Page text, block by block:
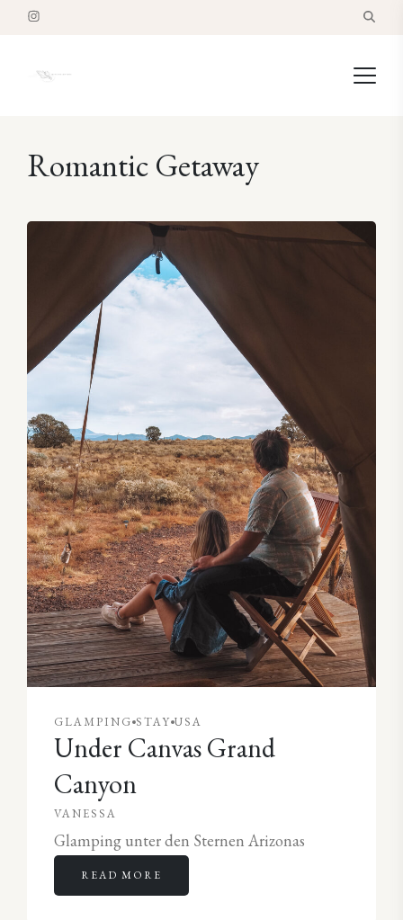
Romantic Getaway
GLAMPING STAY USA
Under Canvas Grand
Canyon
VANESSA
Glamping unter den Sternen Arizonas
READ MORE